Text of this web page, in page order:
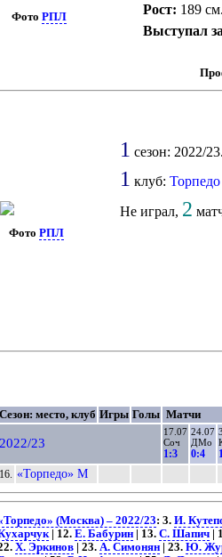
Фото РПЛ
Рост: 189 см.
Выступал
ФотоРПЛ
1 сезон: 2022/23.
1 клуб:
Не играл, 2
Сезон: место, клуб Игры Голы Матчи
2022/23
17.07
Соч
1:3
24.07
ДМо
0:4
16. «Торпедо» М
(Москва) – 2022/23: 3. И.
| 12. Е. Бабурин| 13. С. Шапич|
Х. Эркинов| 23. А. Симонян| 23. Ю.